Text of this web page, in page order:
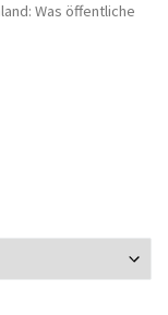
Was öffentliche